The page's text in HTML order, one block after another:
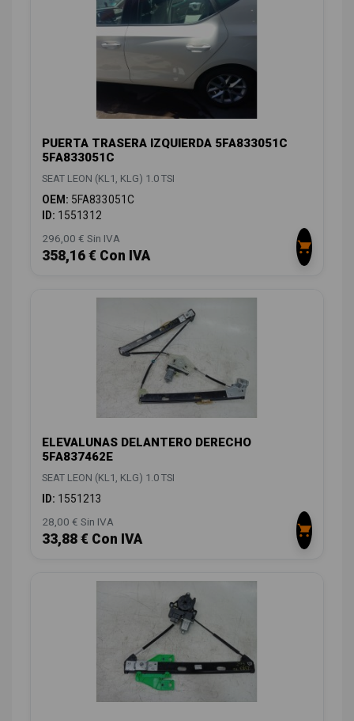
PUERTA TRASERA IZQUIERDA 5FA833051C
5FA833051C
SEAT LEON (KL1, KLG) 1.0 TSI
OEM: 5FA833051C
ID: 1551312
296,00 € Sin IVA
358,16 € Con IVA
ELEVALUNAS DELANTERO DERECHO
5FA837462E
SEAT LEON (KL1, KLG) 1.0 TSI
ID: 1551213
28,00 € Sin IVA
33,88 € Con IVA